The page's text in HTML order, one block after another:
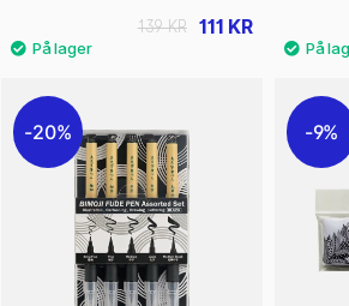
111 KR
139 KR
20% 9%